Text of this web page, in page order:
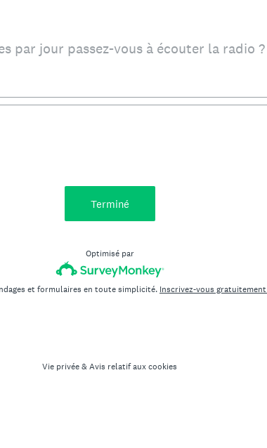
par jour passez-vous à écouter la radio ?
Terminé
Optimisé par
et formulaires en toute simplicité. Inscrivez-vous
Vie privée&Avis relatif aux cookies